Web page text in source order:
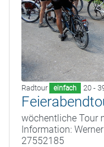
Radtour einfach 20 -
wöchentliche Tour
Information:
27552185